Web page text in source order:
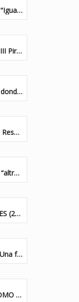
#igualdaddeplanos “Igualando el impacto entre el mundo social y empresarial”
14 de Noviembre - III Pirámide Responsable: Invitamos a líderes del mundo social y EMPRESARIAL a ser parte de una recíproca innovación.
Empresario: ¿hacía donde va el dinero y el tiempo de vuestras organizaciones?
Evento: III Pirámide Responsable - Líderes estratégicos, no cosméticos
¿RSC es el área del “altruismo empresarial”?
PROYECTO MEJORES (2014 - 2018)
Proyecto Mejores: Una formula de éxito empresarial y social
METODOLOGÍA COMO VALOR DE ÉXITO